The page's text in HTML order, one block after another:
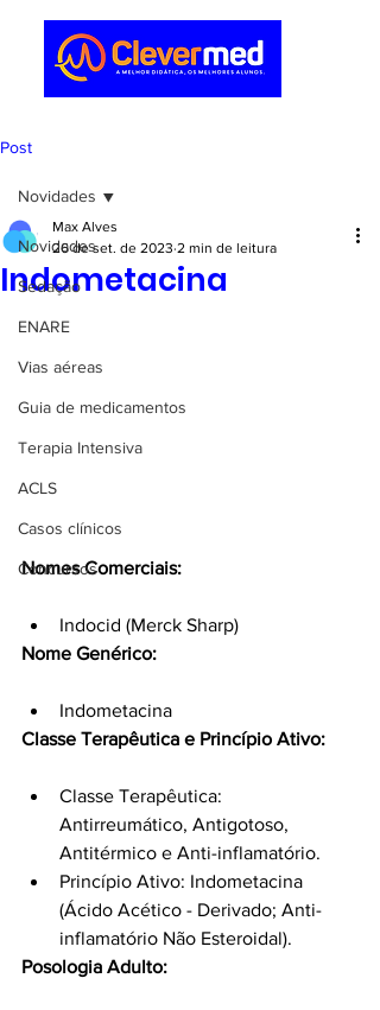
Post
Novidades
Sedação
ENARE
Vias aéreas
Guia de medicamentos
Terapia Intensiva
ACLS
Casos clínicos
Concursos
Novidades
Indometacina
Max Alves
26 de set. de 2023 2 min de leitura
Nomes Comerciais:
Indocid (Merck Sharp)
Nome Genérico:
Indometacina
Classe Terapêutica e Princípio Ativo:
Classe Terapêutica:
Antirreumático, Antigotoso,
Antitérmico e Anti-inflamatório.
Princípio Ativo: Indometacina
(Ácido Acético - Derivado; Anti-
inflamatório Não Esteroidal).
Posologia Adulto: